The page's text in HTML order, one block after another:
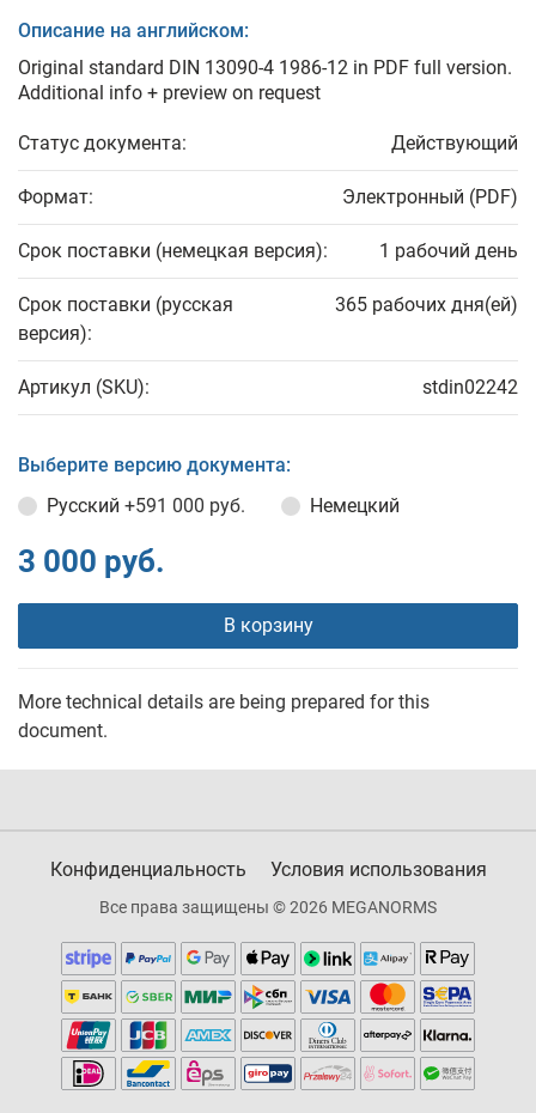
Описание на английском:
Original standard DIN 13090-4 1986-12 in PDF full version.
Additional info + preview on request
Статус документа: Действующий
Формат: Электронный (PDF)
Срок поставки (немецкая версия): 1 рабочий день
Срок поставки (русская
версия):
365 рабочих дня(ей)
Артикул (SKU): stdin02242
Выберите версию документа:
Русский +591 000 руб. Немецкий
3 000 руб.
В корзину
More technical details are being prepared for this
document.
Конфиденциальность Условия использования
Все права защищены © 2026 MEGANORMS